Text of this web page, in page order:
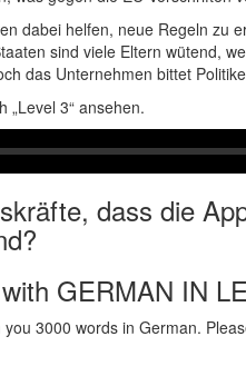
dabei helfen, neue Regeln zu
sind viele Eltern wütend,
das Unternehmen bittet
„Level 3“ ansehen.
dass die
GERMAN IN
3000 words in German.